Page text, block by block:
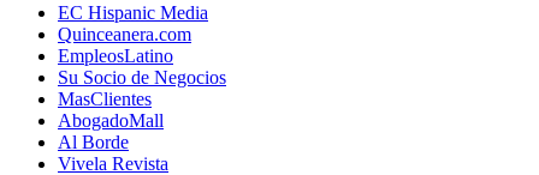
EC Hispanic Media
Quinceanera.com
EmpleosLatino
Su Socio de Negocios
MasClientes
AbogadoMall
Al Borde
Vivela Revista